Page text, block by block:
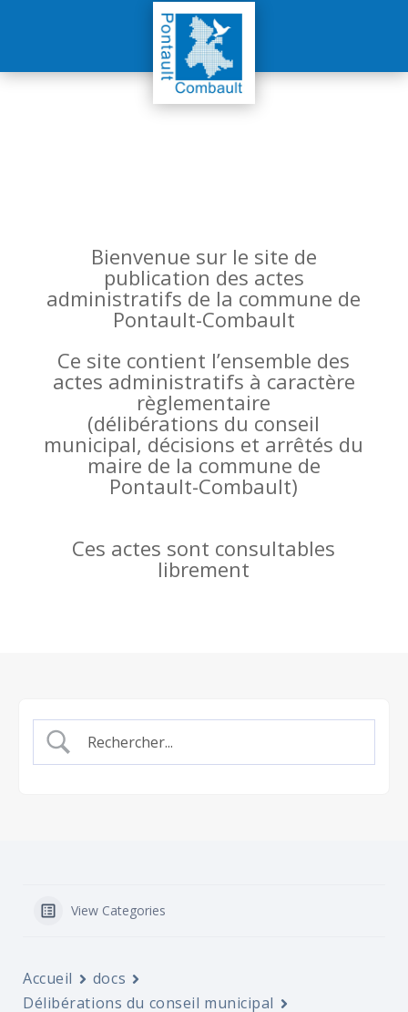
Bienvenue sur le site de
publication des actes
administratifs de la commune de
Pontault-Combault
Ce site contient l’ensemble des
actes administratifs à caractère
règlementaire
(délibérations du conseil
municipal, décisions et arrêtés du
maire de la commune de
Pontault-Combault)
Ces actes sont consultables
librement
View Categories
Accueil
docs
Délibérations du conseil municipal